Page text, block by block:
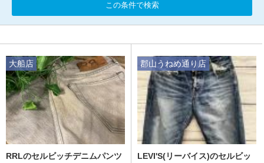
この条件で検索
RRLのセルビッチデニムパンツ
大船店
LEVI'S(リーバイス)のセルビッ
郡山うねめ通り店